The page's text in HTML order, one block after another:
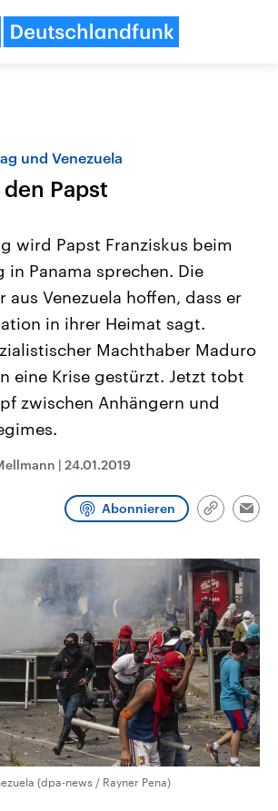
Anhalt
am 6.
neuen
Koalition aus
den Parteien
anstehenden
USA
Aktuelle Beiträge,
Hintergründe
Wirtschaftlich und
gehören die Vereinigten
mit großem Einfluss auf
Programm Podcasts
und Venezuela
Papst
wird Papst Franziskus beim
in Panama sprechen. Die
aus Venezuela hoffen, dass er
in ihrer Heimat sagt.
Machthaber Maduro
eine Krise gestürzt. Jetzt tobt
zwischen Anhängern und
| 24.01.2019
Abonnieren
Link
(dpa-news / Rayner Pena)